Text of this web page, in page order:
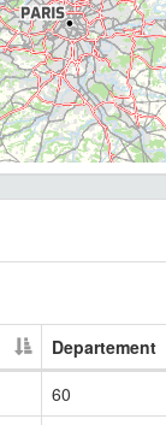
Departement
60